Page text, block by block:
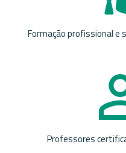
Formação profissional e
Professores